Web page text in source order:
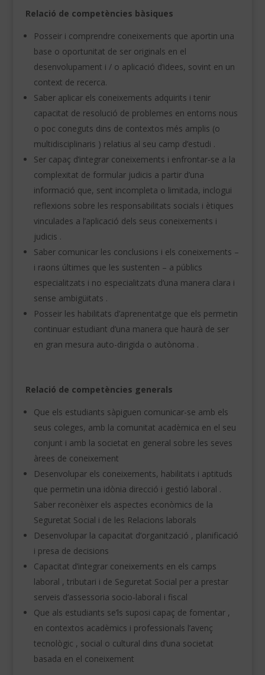
Relació de competències bàsiques
Posseir i comprendre coneixements que aportin una
base o oportunitat de ser originals en el
desenvolupament i / o aplicació d’idees, sovint en un
context de recerca.
Saber aplicar els coneixements adquirits i tenir
capacitat de resolució de problemes en entorns nous
o poc coneguts dins de contextos més amplis (o
multidisciplinaris ) relatius al seu camp d’estudi .
Ser capaç d’integrar coneixements i enfrontar-se a la
complexitat de formular judicis a partir d’una
informació que, sent incompleta o limitada, inclogui
reflexions sobre les responsabilitats socials i ètiques
vinculades a l’aplicació dels seus coneixements i
judicis .
Saber comunicar les conclusions i els coneixements –
i raons últimes que les sustenten – a públics
especialitzats i no especialitzats d’una manera clara i
sense ambigüitats .
Posseir les habilitats d’aprenentatge que els permetin
continuar estudiant d’una manera que haurà de ser
en gran mesura auto-dirigida o autònoma .
Relació de competències generals
Que els estudiants sàpiguen comunicar-se amb els
seus coleges, amb la comunitat acadèmica en el seu
conjunt i amb la societat en general sobre les seves
àrees de coneixement
Desenvolupar els coneixements, habilitats i aptituds
que permetin una idònia direcció i gestió laboral .
Saber reconèixer els aspectes econòmics de la
Seguretat Social i de les Relacions laborals
Desenvolupar la capacitat d’organització , planificació
i presa de decisions
Capacitat d’integrar coneixements en els camps
laboral , tributari i de Seguretat Social per a prestar
serveis d’assessoria socio-laboral i fiscal
Que als estudiants se’ls suposi capaç de fomentar ,
en contextos acadèmics i professionals l’avenç
tecnològic , social o cultural dins d’una societat
basada en el coneixement